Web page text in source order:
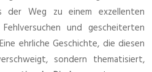
der Weg zu einem exzellenten
und gescheiterten
ehrliche Geschichte, die diesen
sondern thematisiert,